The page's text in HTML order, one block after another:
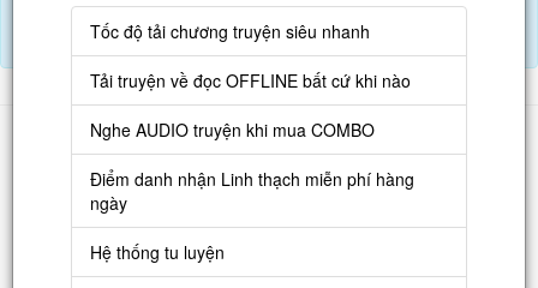
Tải APP đọc truyện OFFLINE và nghe AUDIO khi mua combo.
Điểm danh hàng ngày nhận Lịch Thạch
Danh sách
Truyện mới
Truyện Hot
Truyện Full
Tốc độ tải chương truyện siêu nhanh
Tải truyện về đọc OFFLINE bất cứ khi nào
Nghe AUDIO truyện khi mua COMBO
Điểm danh nhận Linh thạch miễn phí hàng
ngày
Hệ thống tu luyện